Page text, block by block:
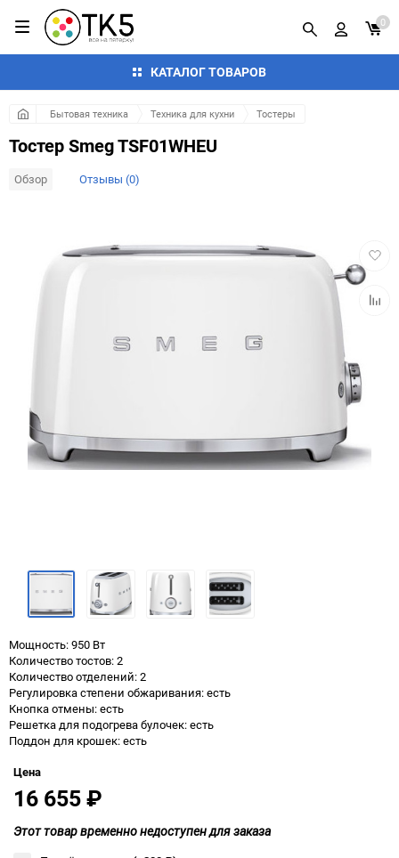
КАТАЛОГ ТОВАРОВ
0
Бытовая техника Техника для кухни Тостеры
Тостер Smeg TSF01WHEU
Обзор Отзывы (0)
в
Мощность: 950 Вт
Количество тостов: 2
Количество отделений: 2
Регулировка степени обжаривания: есть
Кнопка отмены: есть
Решетка для подогрева булочек: есть
Поддон для крошек: есть
Цена
16 655₽
Этот товар временно недоступен для заказа